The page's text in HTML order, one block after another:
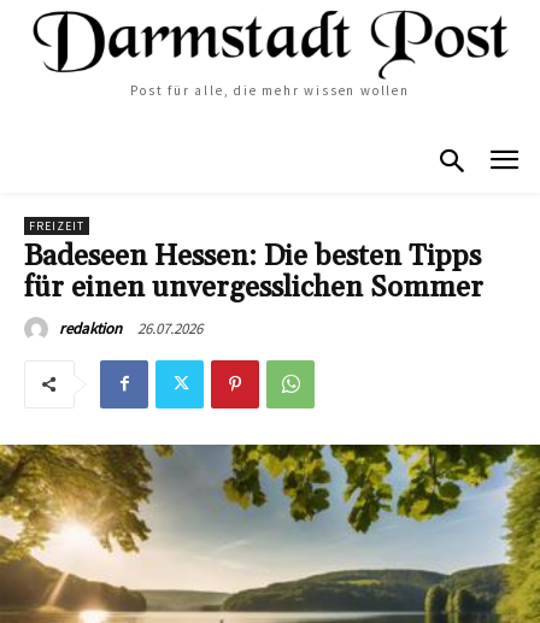
Post für alle, die mehr wissen wollen
FREIZEIT
Badeseen Hessen: Die besten Tipps
für einen unvergesslichen Sommer
redaktion 26.07.2026